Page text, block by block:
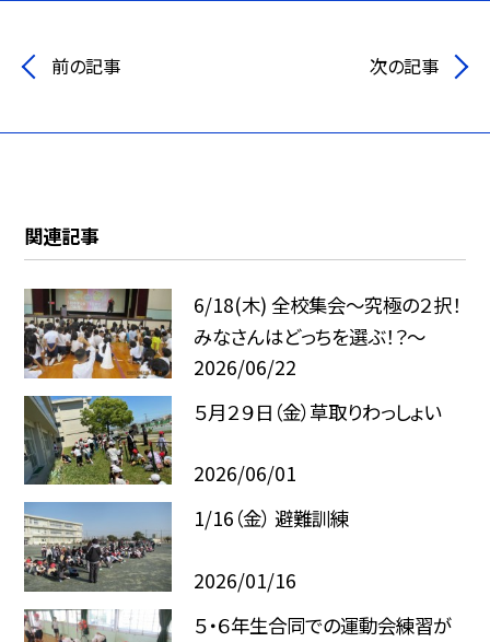
前の記事 次の記事
関連記事
6/18(木) 全校集会～究極の２択！
みなさんはどっちを選ぶ！？～
2026/06/22
５月２９日（金）草取りわっしょい
2026/06/01
1/16（金） 避難訓練
2026/01/16
５・６年生合同での運動会練習が